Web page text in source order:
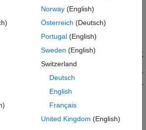
たデータ型のデータ型 ID。
れたデータ型が、ユーザー記述の固定小数点
でサポートされているかどうかを判定しま
いるデータ型は、すべての標準 Simulink
デ
定小数点データ型、およびデータ型オーバー
。
Norway(English)
Österreich (Deutsch)
Portugal(English)
Sweden (English)
Switzerland
Deutsch
English
Français
United Kingdom (English)